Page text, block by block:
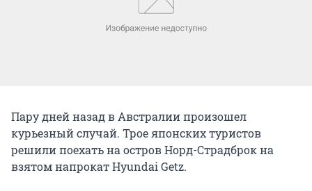
Пару дней назад в Австралии произошел
курьезный случай. Трое японских туристов
решили поехать на остров Норд-Страдброк на
взятом напрокат Hyundai Getz.